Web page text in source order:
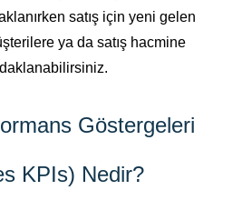
satış için yeni gelen
ya da satış hacmine
Göstergeleri
KPIs) Nedir?